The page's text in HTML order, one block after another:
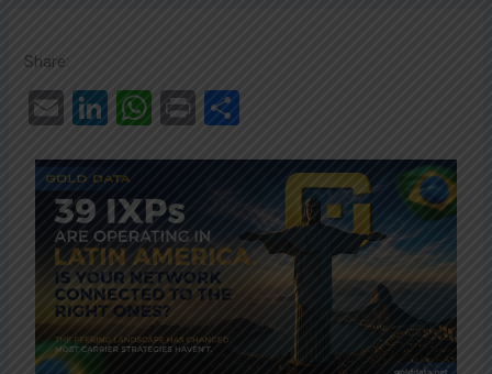
Share:
E
ail
Li
ke
dI
n
W
s
A
p
p
Pr
p
ar
tir